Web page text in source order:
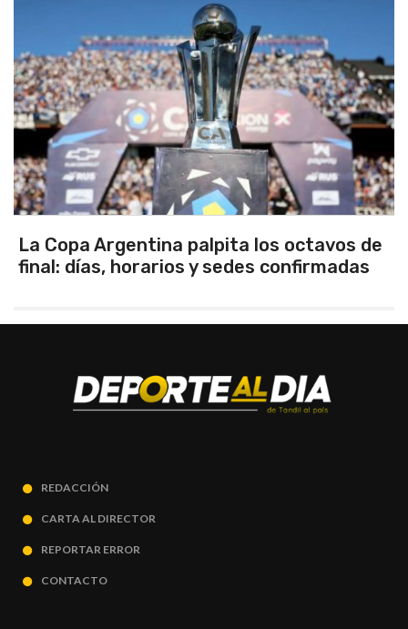
los octavos de
confirmadas
Los seleccionados Sub
Tandil ganaron en el
REDACCIÓN
CARTA AL DIRECTOR
REPORTAR ERROR
CONTACTO